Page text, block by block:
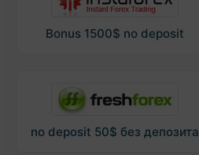
Bonus 1500$ no deposit
no deposit 50$ без депозита